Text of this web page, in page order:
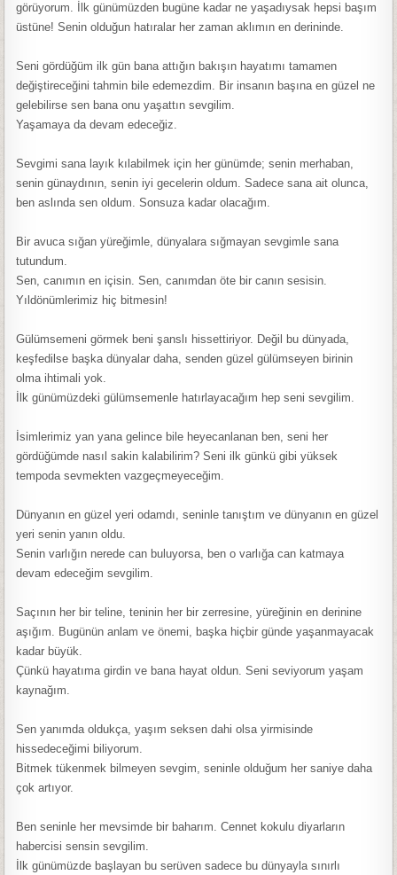
görüyorum. İlk günümüzden bugüne kadar ne yaşadıysak hepsi başım
üstüne! Senin olduğun hatıralar her zaman aklımın en derininde.
Seni gördüğüm ilk gün bana attığın bakışın hayatımı tamamen
değiştireceğini tahmin bile edemezdim. Bir insanın başına en güzel ne
gelebilirse sen bana onu yaşattın sevgilim.
Yaşamaya da devam edeceğiz.
Sevgimi sana layık kılabilmek için her günümde; senin merhaban,
senin günaydının, senin iyi gecelerin oldum. Sadece sana ait olunca,
ben aslında sen oldum. Sonsuza kadar olacağım.
Bir avuca sığan yüreğimle, dünyalara sığmayan sevgimle sana
tutundum.
Sen, canımın en içisin. Sen, canımdan öte bir canın sesisin.
Yıldönümlerimiz hiç bitmesin!
Gülümsemeni görmek beni şanslı hissettiriyor. Değil bu dünyada,
keşfedilse başka dünyalar daha, senden güzel gülümseyen birinin
olma ihtimali yok.
İlk günümüzdeki gülümsemenle hatırlayacağım hep seni sevgilim.
İsimlerimiz yan yana gelince bile heyecanlanan ben, seni her
gördüğümde nasıl sakin kalabilirim? Seni ilk günkü gibi yüksek
tempoda sevmekten vazgeçmeyeceğim.
Dünyanın en güzel yeri odamdı, seninle tanıştım ve dünyanın en güzel
yeri senin yanın oldu.
Senin varlığın nerede can buluyorsa, ben o varlığa can katmaya
devam edeceğim sevgilim.
Saçının her bir teline, teninin her bir zerresine, yüreğinin en derinine
aşığım. Bugünün anlam ve önemi, başka hiçbir günde yaşanmayacak
kadar büyük.
Çünkü hayatıma girdin ve bana hayat oldun. Seni seviyorum yaşam
kaynağım.
Sen yanımda oldukça, yaşım seksen dahi olsa yirmisinde
hissedeceğimi biliyorum.
Bitmek tükenmek bilmeyen sevgim, seninle olduğum her saniye daha
çok artıyor.
Ben seninle her mevsimde bir baharım. Cennet kokulu diyarların
habercisi sensin sevgilim.
İlk günümüzde başlayan bu serüven sadece bu dünyayla sınırlı